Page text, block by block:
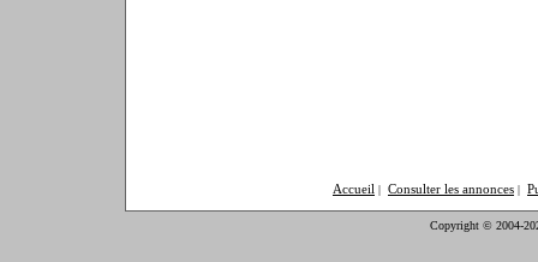
Accueil | Consulter les annonces |
Copyright © 2004-